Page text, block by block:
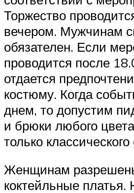
Торжество
вечером. Мужчинам
обязателен. Если
проводится после
отдается
костюму. Когда
днем, то допустим
и брюки любого
только
Женщинам
коктейльные